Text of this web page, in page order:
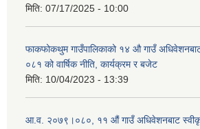
मिति: 07/17/2025 - 10:00
फाकफोकथुम गाउँपालिकाको १४ औ गाउँ
०८१ को वार्षिक नीति, कार्यक्रम र बजेट
मिति: 10/04/2023 - 13:39
आ.व. २०७९।०८०, ११ औं गाउँ अधिवेशनबाट स्वीकृत